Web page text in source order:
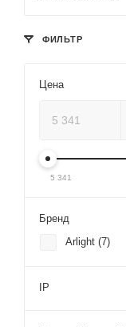
ФИЛЬТР
Цена
5 341
Бренд
Arlight (7)
IP